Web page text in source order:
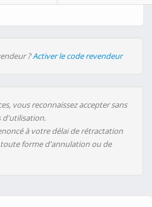
?Activer le code revendeur
vous reconnaissez accepter sans
d'utilisation.
à votre délai de rétractation
forme d'annulation ou de